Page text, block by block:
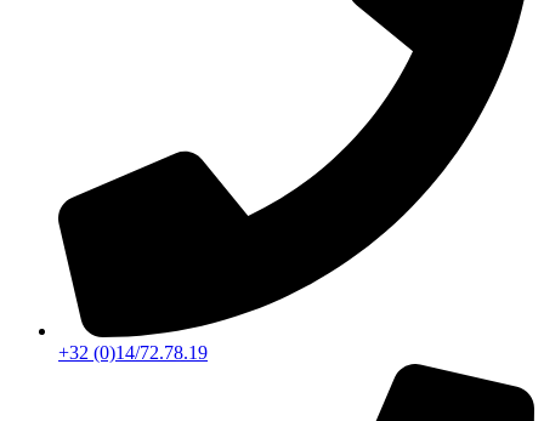
+32 (0)14/72.78.19